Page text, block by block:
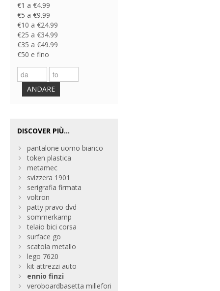
€1 a €4.99
€5 a €9.99
€10 a €24.99
€25 a €34.99
€35 a €49.99
€50 e fino
ANDARE
DISCOVER PIÙ...
pantalone uomo bianco
token plastica
metamec
svizzera 1901
serigrafia firmata
voltron
patty pravo dvd
sommerkamp
telaio bici corsa
surface go
scatola metallo
lego 7620
kit attrezzi auto
ennio finzi
veroboardbasetta millefori